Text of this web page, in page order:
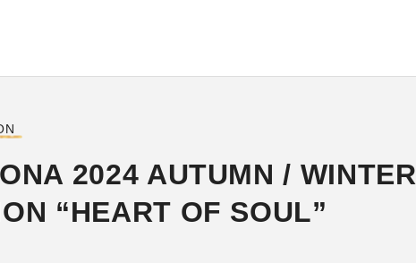
2024 AUTUMN / WINTER
“HEART OF SOUL”